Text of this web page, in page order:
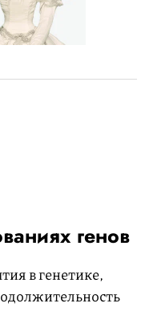
генов
в генетике,